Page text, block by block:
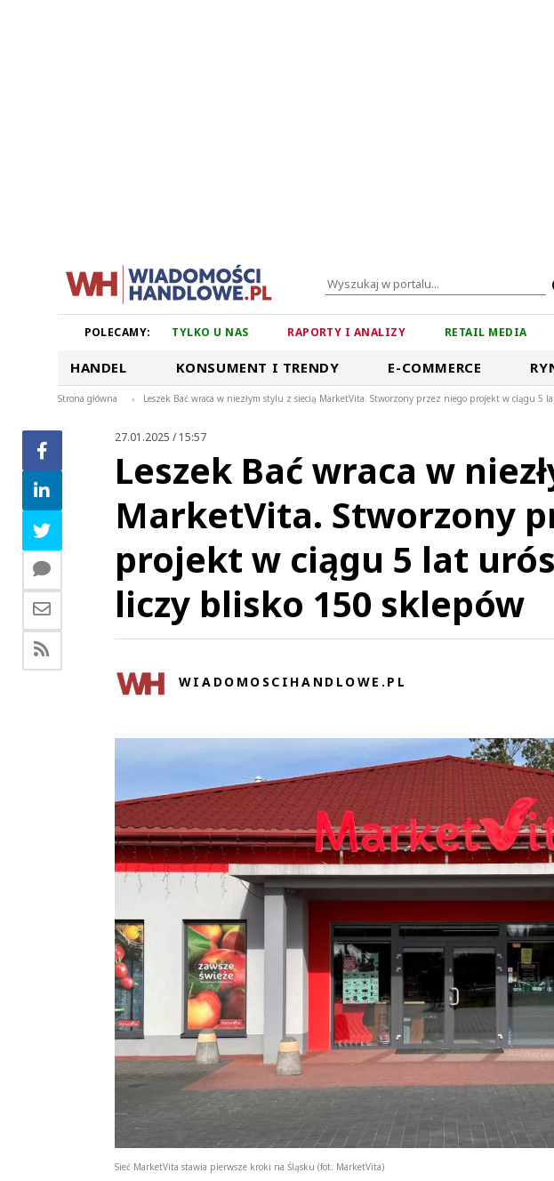
POLECAMY: TYLKO U NAS RAPORTY I ANALIZY RETAIL MEDIA
HANDEL KONSUMENT I TRENDY E-COMMERCE
Strona główna > Leszek Bać wraca w niezłym stylu z siecią MarketVita. Stworzony przez niego projekt w ciągu 5
27.01.2025 / 15:57
Leszek Bać wraca w
MarketVita. Stworzony
projekt w ciągu 5 lat
liczy blisko 150 sklepów
WIADOMOSCIHANDLOWE.PL
Sieć MarketVita stawia pierwsze kroki na Śląsku (fot. MarketVita)